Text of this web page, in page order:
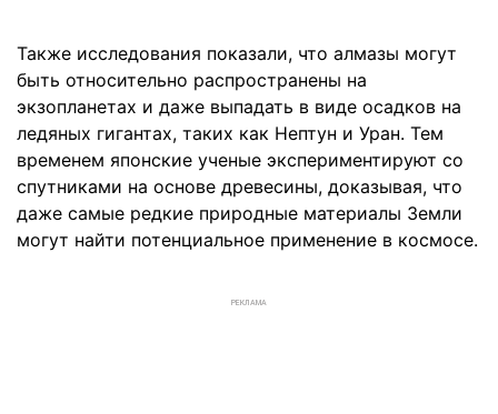
Также исследования показали, что алмазы могут
быть относительно распространены на
экзопланетах и ​​даже выпадать в виде осадков на
ледяных гигантах, таких как Нептун и Уран. Тем
временем японские ученые экспериментируют со
спутниками на основе древесины, доказывая, что
даже самые редкие природные материалы Земли
могут найти потенциальное применение в космосе.
РЕКЛАМА